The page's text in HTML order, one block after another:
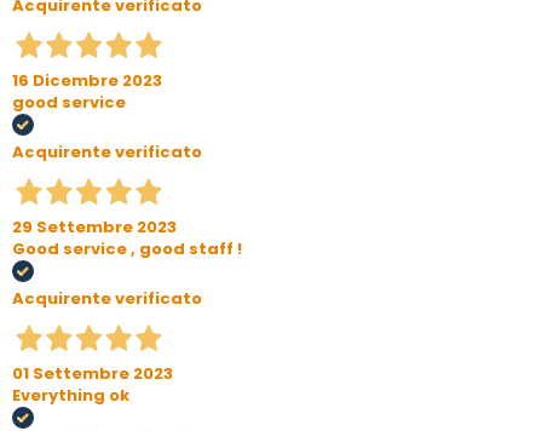
Acquirente verificato
16 Dicembre 2023
good service
Acquirente verificato
29 Settembre 2023
Good service , good staff !
Acquirente verificato
01 Settembre 2023
Everything ok